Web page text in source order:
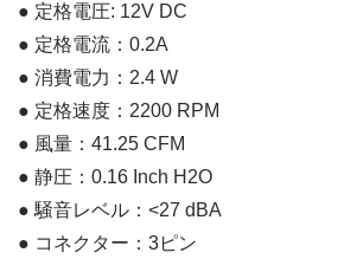
● 定格電圧: 12V DC
● 定格電流：0.2A
● 消費電力：2.4 W
● 定格速度：2200 RPM
● 風量：41.25 CFM
● 静圧：0.16 Inch H2O
● 騒音レベル：<27 dBA
● コネクター：3ピン